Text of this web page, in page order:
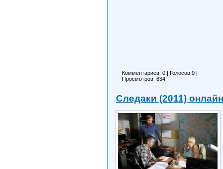
Комментариев: 0 | Голосов 0 |
Просмотров: 634
Следаки (2011) онлайн